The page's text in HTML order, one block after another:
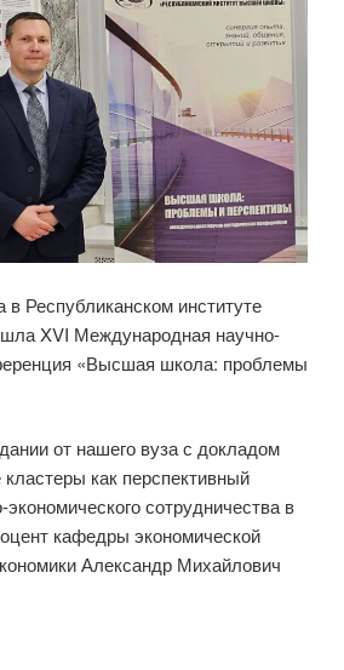
в Республиканском институте
XVI Международная научно-
«Высшая школа: проблемы
от нашего вуза с докладом
как перспективный
сотрудничества в
кафедры экономической
Александр Михайлович